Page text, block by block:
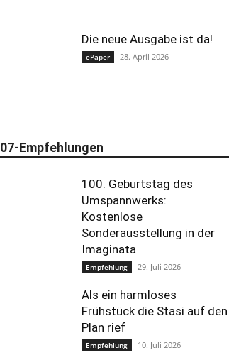
Die neue Ausgabe ist da!
ePaper 28. April 2026
07-Empfehlungen
100. Geburtstag des
Umspannwerks:
Kostenlose
Sonderausstellung in der
Imaginata
Empfehlung 29. Juli 2026
Als ein harmloses
Frühstück die Stasi auf den
Plan rief
Empfehlung 10. Juli 2026